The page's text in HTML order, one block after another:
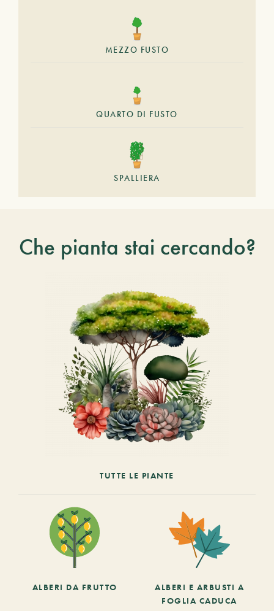
MEZZO FUSTO
QUARTO DI FUSTO
SPALLIERA
Che pianta stai cercando?
TUTTE LE PIANTE
ALBERI DA FRUTTO
ALBERI E ARBUSTI A
FOGLIA CADUCA